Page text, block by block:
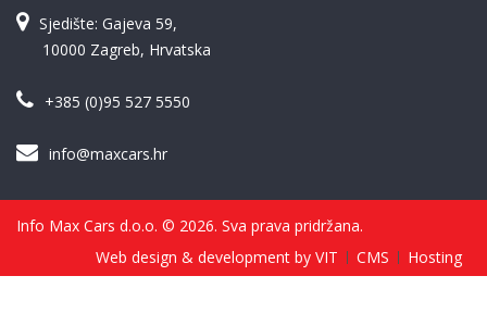
Sjedište: Gajeva 59,
10000 Zagreb, Hrvatska
+385 (0)95 527 5550
info@maxcars.hr
Info Max Cars d.o.o. © 2026. Sva prava pridržana.
Web design & development by VIT
CMS Hosting